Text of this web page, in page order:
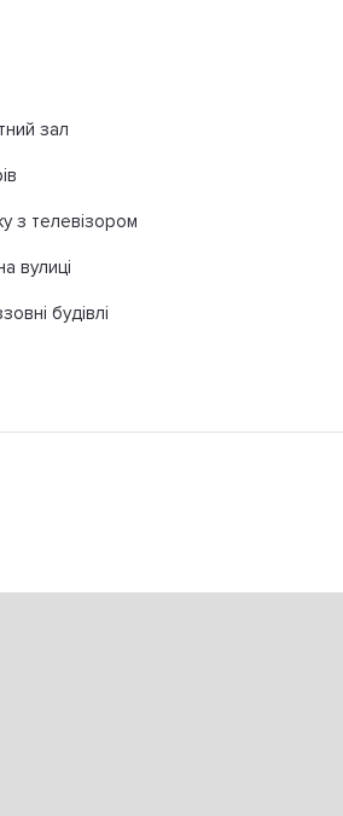
зал
з телевізором
вулиці
будівлі